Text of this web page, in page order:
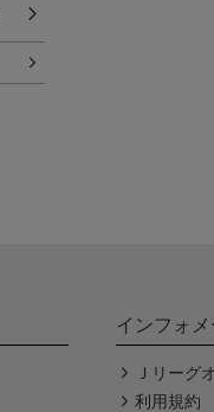
インフォ
Ｊリーグ
利用規約